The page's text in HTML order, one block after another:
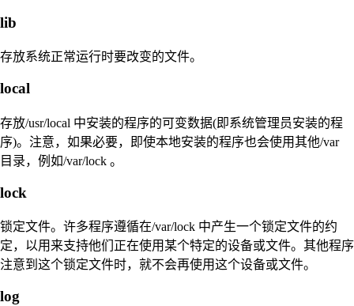
lib
存放系统正常运行时要改变的文件。
local
存放/usr/local 中安装的程序的可变数据(即系统管理员安装的程
序)。注意，如果必要，即使本地安装的程序也会使用其他/var
目录，例如/var/lock 。
lock
锁定文件。许多程序遵循在/var/lock 中产生一个锁定文件的约
定，以用来支持他们正在使用某个特定的设备或文件。其他程序
注意到这个锁定文件时，就不会再使用这个设备或文件。
log